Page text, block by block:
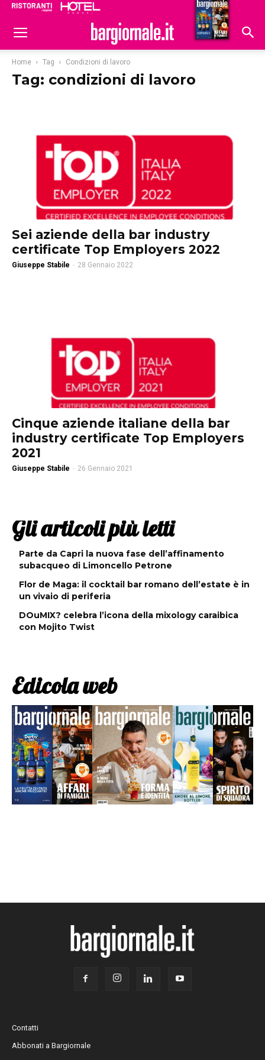
Hoteldomani
Home Tag Condizioni di lavoro
Tag: condizioni di lavoro
Sei aziende della bar industry
certificate Top Employers 2022
Giuseppe Stabile - 28 Gennaio 2022
Cinque aziende italiane della bar
industry certificate Top Employers
2021
Giuseppe Stabile - 26 Gennaio 2021
Gli articoli più letti
Parte da Capri la nuova fase dell’affinamento
subacqueo di Limoncello Petrone
Flor de Maga: il cocktail bar romano dell’estate è in
un vivaio di periferia
DOuMIX? celebra l’icona della mixology caraibica
con Mojito Twist
Edicola web
Contatti
Abbonati a Bargiornale